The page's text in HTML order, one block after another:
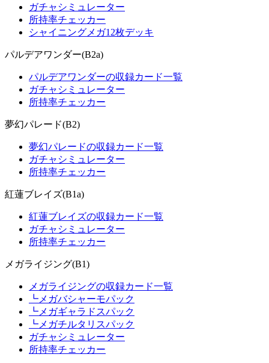
ガチャシミュレーター
所持率チェッカー
シャイニングメガ12枚デッキ
パルデアワンダー(B2a)
パルデアワンダーの収録カード一覧
ガチャシミュレーター
所持率チェッカー
夢幻パレード(B2)
夢幻パレードの収録カード一覧
ガチャシミュレーター
所持率チェッカー
紅蓮ブレイズ(B1a)
紅蓮ブレイズの収録カード一覧
ガチャシミュレーター
所持率チェッカー
メガライジング(B1)
メガライジングの収録カード一覧
┗メガバシャーモパック
┗メガギャラドスパック
┗メガチルタリスパック
ガチャシミュレーター
所持率チェッカー